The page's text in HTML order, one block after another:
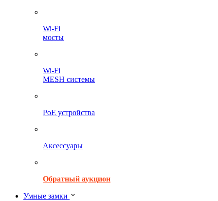
Wi-Fi
мосты
Wi-Fi
MESH системы
PoE устройства
Аксессуары
Обратный аукцион
Умные замки